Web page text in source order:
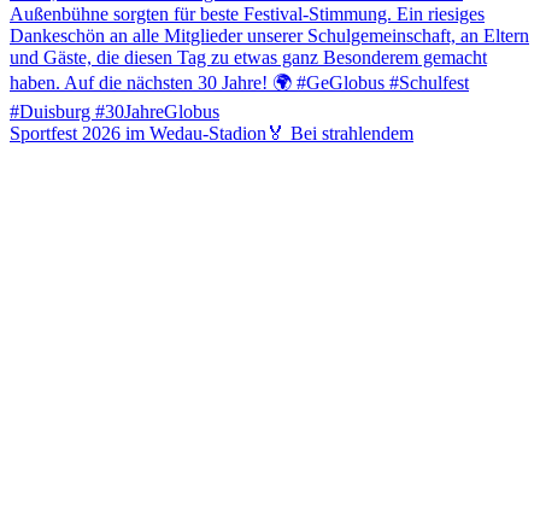
Sportfest 2026 im Wedau-Stadion🏅 Bei strahlendem